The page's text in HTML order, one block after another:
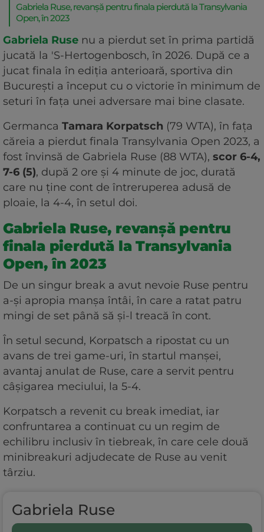
Gabriela Ruse, revanșă pentru finala pierdută la Transylvania
Open, în 2023
Gabriela Ruse nu a pierdut set în prima partidă
jucată la 'S-Hertogenbosch, în 2026. După ce a
jucat finala în ediția anterioară, sportiva din
București a început cu o victorie în minimum de
seturi în fața unei adversare mai bine clasate.
Germanca Tamara Korpatsch (79 WTA), în fața
căreia a pierdut finala Transylvania Open 2023, a
fost învinsă de Gabriela Ruse (88 WTA), scor 6-4,
7-6 (5), după 2 ore și 4 minute de joc, durată
care nu ține cont de întreruperea adusă de
ploaie, la 4-4, în setul doi.
Gabriela Ruse, revanșă pentru
finala pierdută la Transylvania
Open, în 2023
De un singur break a avut nevoie Ruse pentru
a-și apropia manșa întâi, în care a ratat patru
mingi de set până să și-l treacă în cont.
În setul secund, Korpatsch a ripostat cu un
avans de trei game-uri, în startul manșei,
avantaj anulat de Ruse, care a servit pentru
câșigarea meciului, la 5-4.
Korpatsch a revenit cu break imediat, iar
confruntarea a continuat cu un regim de
echilibru inclusiv în tiebreak, în care cele două
minibreakuri adjudecate de Ruse au venit
târziu.
Gabriela Ruse